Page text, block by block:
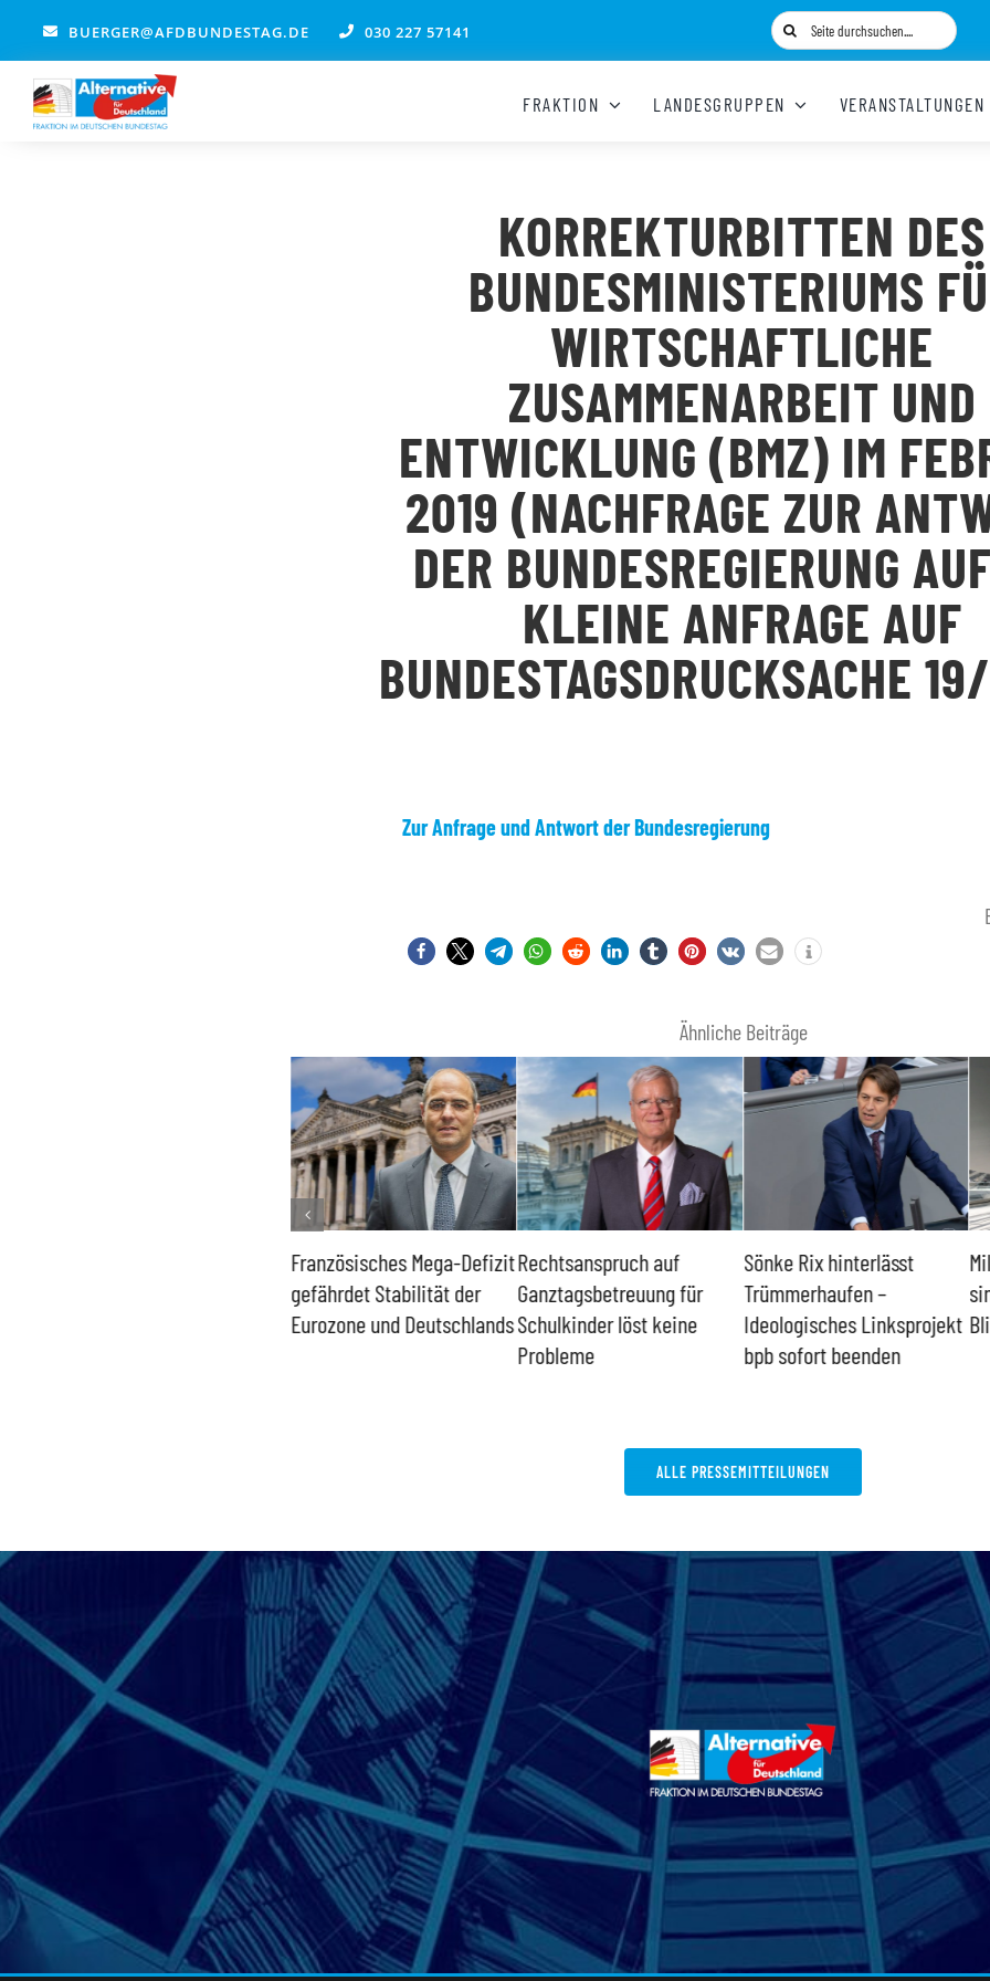
springen
BUERGER@AFDBUNDESTAG.DE 030 227 57141
Suche
nach:
FRAKTION LANDESGRUPPEN VERANSTALTUNGEN
KORREKTURBITTEN DES
BUNDESMINISTERIUMS
WIRTSCHAFTLICHE
ZUSAMMENARBEIT UND
ENTWICKLUNG (BMZ) IM
2019 (NACHFRAGE ZUR
DER BUNDESREGIERUNG
KLEINE ANFRAGE AUF
BUNDESTAGSDRUCKSACHE
Zur Anfrage und Antwort der Bundesregierung
Ähnliche Beiträge
Französisches Mega-Defizit
gefährdet Stabilität der
Eurozone und Deutschlands
Rechtsanspruch auf
Ganztagsbetreuung für
Schulkinder löst keine
Probleme
Sönke Rix hinterlässt
Trümmerhaufen –
Ideologisches Linksprojekt
bpb sofort beenden
ALLE PRESSEMITTEILUNGEN